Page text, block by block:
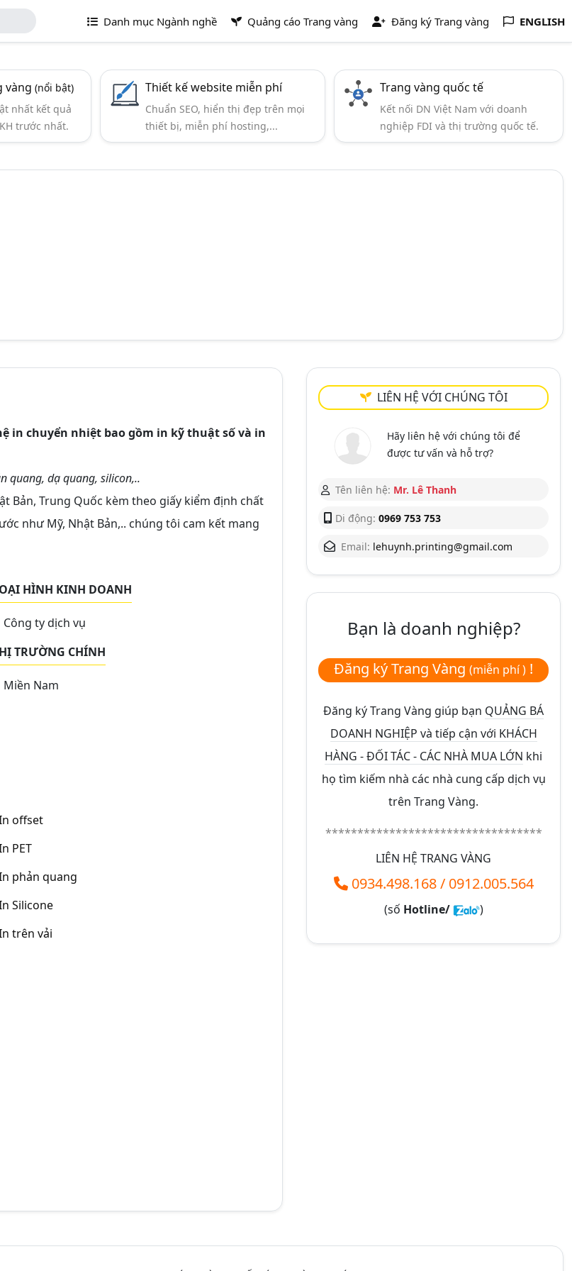
Danh mục Ngành nghề Quảng cáo Trang vàng Đăng ký Trang vàng ENGLISH
vàng(nổi bật)
nhất kết quả
trước nhất.
Thiết kế website miễn phí
Chuẩn SEO, hiển thị đẹp trên mọi
thiết bị, miễn phí hosting,...
Trang vàng quốc tế
Kết nối DN Việt Nam với doanh
nghiệp FDI và thị trường quốc tế.
in chuyển nhiệt bao gồm in kỹ thuật số và in
quang, dạ quang, silicon,..
Bản, Trung Quốc kèm theo giấy kiểm định chất
như Mỹ, Nhật Bản,.. chúng tôi cam kết mang
HÌNH KINH DOANH
Công ty dịch vụ
TRƯỜNG CHÍNH
Miền Nam
offset
PET
phản quang
Silicone
trên vải
LIÊN HỆ VỚI CHÚNG TÔI
Hãy liên hệ với chúng tôi để
được tư vấn và hỗ trợ?
Tên liên hệ: Mr. Lê Thanh
Di động: 0969 753 753
Email: lehuynh.printing@gmail.com
Bạn là doanh nghiệp?
Đăng ký Trang Vàng (miễn phí ) !
Đăng ký Trang Vàng giúp bạn QUẢNG BÁ
DOANH NGHIỆP và tiếp cận với KHÁCH
HÀNG - ĐỐI TÁC - CÁC NHÀ MUA LỚN khi
họ tìm kiếm nhà các nhà cung cấp dịch vụ
trên Trang Vàng.
**********************************
LIÊN HỆ TRANG VÀNG
0934.498.168/ 0912.005.564
(số Hotline/ )